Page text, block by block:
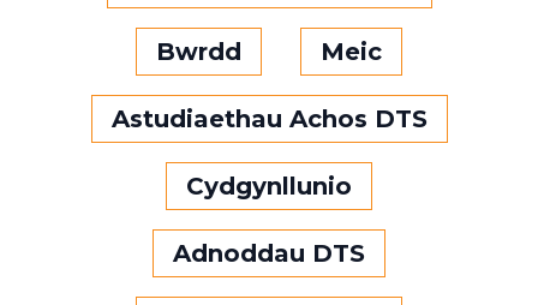
Bwrdd Meic
Astudiaethau Achos DTS
Cydgynllunio
Adnoddau DTS